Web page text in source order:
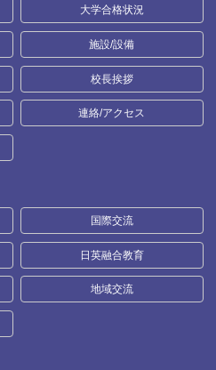
大学合格状況
施設/設備
校長挨拶
連絡/アクセス
国際交流
日英融合教育
地域交流